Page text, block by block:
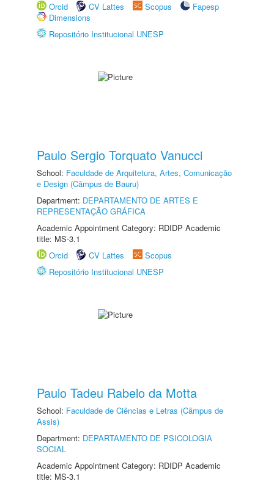
Orcid
CV Lattes Scopus
Fapesp
Dimensions
Repositório Institucional UNESP
Paulo Sergio Torquato Vanucci
School: Faculdade de Arquitetura, Artes, Comunicação
e Design (Câmpus de Bauru)
Department: DEPARTAMENTO DE ARTES E
REPRESENTAÇÃO GRÁFICA
Academic Appointment Category: RDIDP Academic
title: MS-3.1
Orcid
CV Lattes
Scopus
Repositório Institucional UNESP
Paulo Tadeu Rabelo da Motta
School: Faculdade de Ciências e Letras (Câmpus de
Assis)
Department: DEPARTAMENTO DE PSICOLOGIA
SOCIAL
Academic Appointment Category: RDIDP Academic
title: MS-3.1